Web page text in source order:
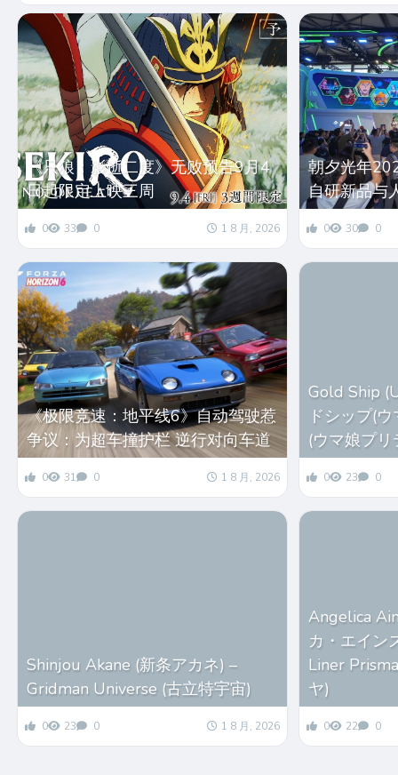
《只狼：影逝二度》无败预告9月4
日起限定上映三周
0 33 0 1 8 月, 2026
朝夕光年
自研新品与
0 30 0
《极限竞速：地平线6》自动驾驶惹
争议：为超车撞护栏 逆行对向车道
0 31 0 1 8 月, 2026
Gold Ship
ドシップ(
(ウマ娘プ
0 23 0
Shinjou Akane (新条アカネ) –
Gridman Universe (古立特宇宙)
0 23 0 1 8 月, 2026
Angelica
カ・エイン
Liner
ヤ)
0 22 0